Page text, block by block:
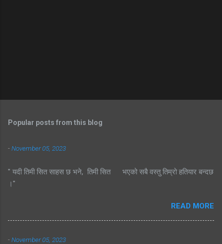
Popular posts from this blog
-November 05, 2023
" यदी तिमी सित साहस छ भने, तिमी सित भएको सबै वस्तु तिम्रो हतियार बन्दछ
।"
READ MORE
-November 05, 2023